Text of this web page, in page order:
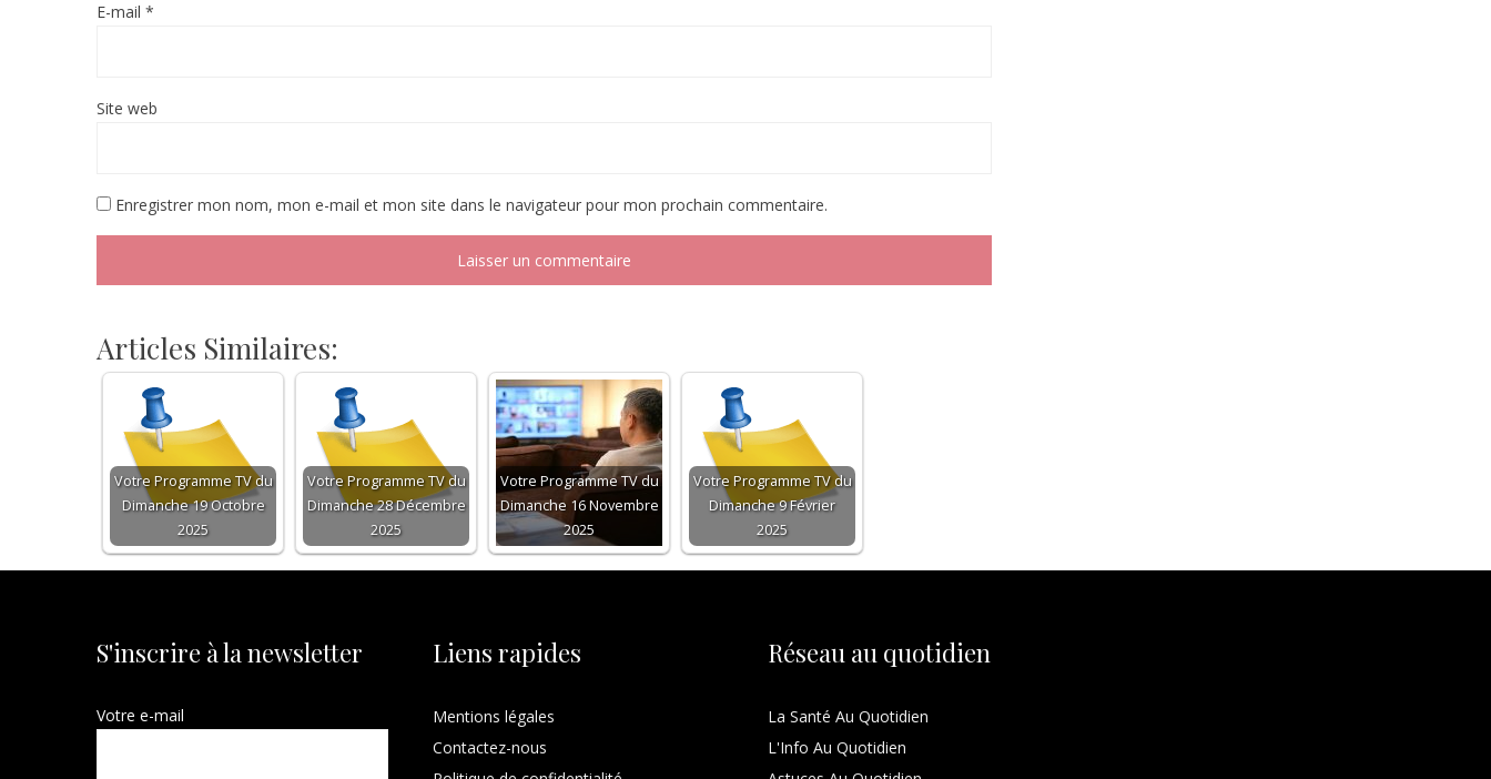
E-mail *
Site web
Enregistrer mon nom, mon e-mail et mon site dans le navigateur pour mon prochain commentaire.
Articles Similaires:
Votre Programme TV du
Dimanche 19 Octobre
2025
Votre Programme TV du
Dimanche 28 Décembre
2025
Votre Programme TV du
Dimanche 16 Novembre
2025
Votre Programme TV du
Dimanche 9 Février
2025
S'inscrire à la newsletter
Votre e-mail
Liens rapides
Mentions légales
Contactez-nous
Réseau au quotidien
La Santé Au Quotidien
L'Info Au Quotidien